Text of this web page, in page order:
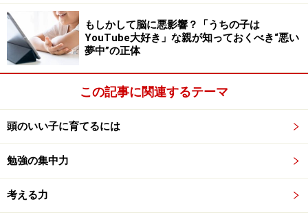
いはあっても、骨組みは共通しているため、いずれも同
じ漢字として認められる。字形の違いが字体の違いにま
で及ばない限り、特定の字形だけが正しく、他は誤りで
あると判定することはできない」
「はねているか」「はらっているか」だけで正誤を判断
するのではなく、全体を見て判断すべきだということで
判断が難しい「掛け算の順番」のジレンマ
算数の「掛け算の順番」も揉めがちなテーマでしょう。
もしかして脳に悪影響？「うちの子は
YouTube大好き」な親が知っておくべき“悪い
夢中”の正体
この記事に関連するテーマ
頭のいい子に育てるには
勉強の集中力
考える力